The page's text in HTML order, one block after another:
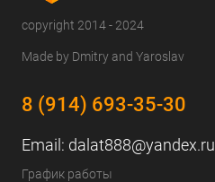
copyright 2014 - 2024
Made by Dmitry and Yaroslav
8 (914) 693-35-30
Email: dalat888@yandex.ru
График работы